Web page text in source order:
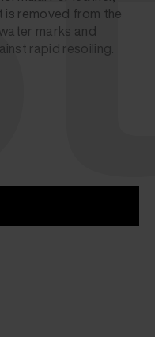
removed from the
marks and
rapid resoiling.